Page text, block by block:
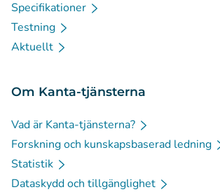
Specifikationer
Testning
Aktuellt
Om Kanta-tjänsterna
Vad är Kanta-tjänsterna?
Forskning och kunskapsbaserad ledning
Statistik
Dataskydd och tillgänglighet